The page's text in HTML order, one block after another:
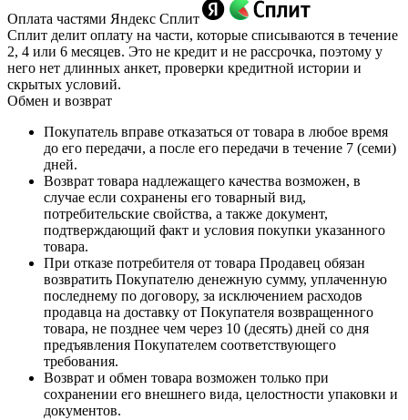
Оплата частями Яндекс Сплит
Сплит делит оплату на части, которые списываются в течение
2, 4 или 6 месяцев. Это не кредит и не рассрочка, поэтому у
него нет длинных анкет, проверки кредитной истории и
скрытых условий.
Обмен и возврат
Покупатель вправе отказаться от товара в любое время
до его передачи, а после его передачи в течение 7 (семи)
дней.
Возврат товара надлежащего качества возможен, в
случае если сохранены его товарный вид,
потребительские свойства, а также документ,
подтверждающий факт и условия покупки указанного
товара.
При отказе потребителя от товара Продавец обязан
возвратить Покупателю денежную сумму, уплаченную
последнему по договору, за исключением расходов
продавца на доставку от Покупателя возвращенного
товара, не позднее чем через 10 (десять) дней со дня
предъявления Покупателем соответствующего
требования.
Возврат и обмен товара возможен только при
сохранении его внешнего вида, целостности упаковки и
документов.